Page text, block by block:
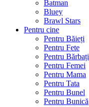
Batman
Bluey
Brawl Stars
Pentru cine
Pentru Băieți
Pentru Fete
Pentru Bărbați
Pentru Femei
Pentru Mama
Pentru Tata
Pentru Bunel
Pentru Bunică